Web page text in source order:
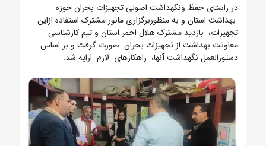
در راستای حفظ ونگهداشت اصولی تجهیزات بحران حوزه
بهداشت استان و به منظوربرگزاری مانور مشترک استفاده ازاین
تجهیزات، بازدید مشترک هلال احمر استان و تیم کارشناسی
معاونت بهداشت از تجهیزات بحران صورت گرفت و بر اساس
دستورالعمل نگهداشت آنها، راهکارهای لازم ارایه شد.